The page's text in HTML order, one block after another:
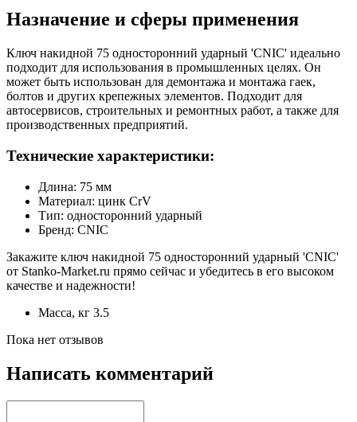
Назначение и сферы применения
Ключ накидной 75 односторонний ударный 'CNIC' идеально
подходит для использования в промышленных целях. Он
может быть использован для демонтажа и монтажа гаек,
болтов и других крепежных элементов. Подходит для
автосервисов, строительных и ремонтных работ, а также для
производственных предприятий.
Технические характеристики:
Длина: 75 мм
Материал: цинк CrV
Тип: односторонний ударный
Бренд: CNIC
Закажите ключ накидной 75 односторонний ударный 'CNIC'
от Stanko-Market.ru прямо сейчас и убедитесь в его высоком
качестве и надежности!
Масса, кг 3.5
Пока нет отзывов
Написать комментарий